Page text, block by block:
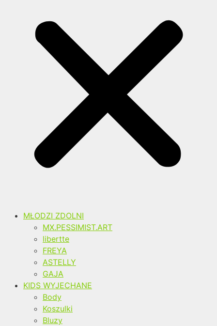
MŁODZI ZDOLNI
MX.PESSIMIST.ART
libertte
FREYA
ASTELLY
GAJA
KIDS WYJECHANE
Body
Koszulki
Bluzy